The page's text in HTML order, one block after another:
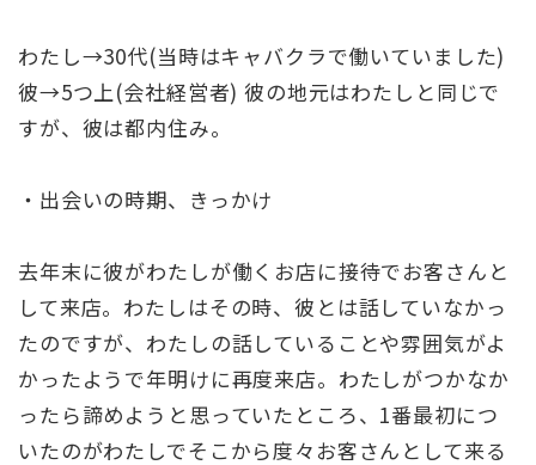
わたし→30代(当時はキャバクラで働いていました)
彼→5つ上(会社経営者) 彼の地元はわたしと同じで
すが、彼は都内住み。
・出会いの時期、きっかけ
去年末に彼がわたしが働くお店に接待でお客さんと
して来店。わたしはその時、彼とは話していなかっ
たのですが、わたしの話していることや雰囲気がよ
かったようで年明けに再度来店。わたしがつかなか
ったら諦めようと思っていたところ、1番最初につ
いたのがわたしでそこから度々お客さんとして来る